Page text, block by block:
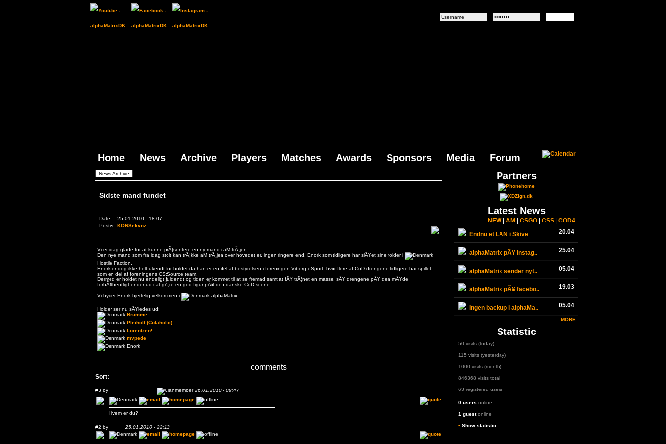
Home News Archive Players Matches Awards Sponsors Media Forum
Sidste mand fundet
Date:
25.01.2010 - 18:07
Poster: KONSekvnz
Vi er idag glade for at kunne prÃ¦sentere en ny mand i aM trÃ¸jen.
Den nye mand som fra idag stolt kan trÃ¦kke aM trÃ¸jen over hovedet er, ingen ringere end, Enork som tidligere har slÃ¥et sine folder i
Hostile Faction.
Enork er dog ikke helt ukendt for holdet da han er en del af bestyrelsen i foreningen Viborg-eSport, hvor flere af CoD drengene tidligere har spillet
som en del af foreningens CS:Source team.
Dermed er holdet nu endeligt fuldendt og tiden er kommet til at se fremad samt at fÃ¥ trÃ¦net en masse, sÃ¥ drengene pÃ¥ den mÃ¥de
forhÃ¥bentligt ender ud i at gÃ¸re en god figur pÃ¥ den danske CoD scene.
Vi byder Enork hjertelig velkommen i
alphaMatrix.
Holder ser nu sÃ¥ledes ud:
Brumme
Pleiholt (Colaholic)
Lorentzen!
mvpede
Enork
comments
Sort:
#3 by 26.01.2010 - 09:47
Hvem er du?
#2 by 25.01.2010 - 22:13
Partners
Latest News
NEW| AM CSGO CSS
COD4
Endnu et LAN i Skive
20.04
alphaMatrix pÃ¥ instag.. 25.04
alphaMatrix sender nyt.. 05.04
alphaMatrix pÃ¥ facebo.. 19.03
Ingen backup i alphaMa.. 05.04
MORE
Statistic
50 visits (today)
115 visits (yesterday)
1000 visits (month)
846368 visits total
63 registered users
0 users online
1 guest online
• Show statistic